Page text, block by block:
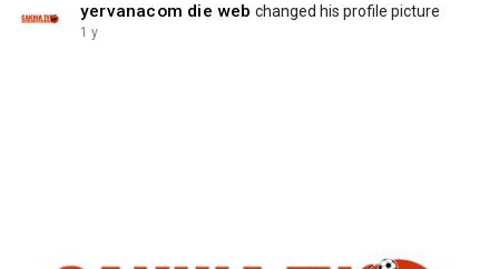
yervanacom die web changed his profile picture
1 y